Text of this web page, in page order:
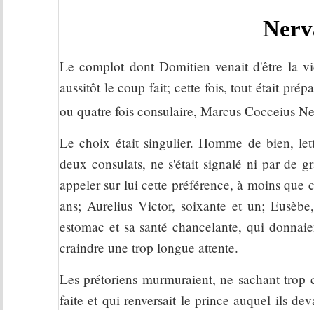
Le complot dont Domitien venait d'être la
aussitôt le coup fait; cette fois, tout était
ou quatre fois consulaire, Marcus Cocceius
Le choix était singulier. Homme de bien,
deux consulats, ne s'était signalé ni par de
appeler sur lui cette préférence, à moins que
ans; Aurelius Victor, soixante et un;
estomac et sa santé chancelante, qui
craindre une trop longue attente.
Les prétoriens murmuraient, ne sachant
faite et qui renversait le prince auquel ils